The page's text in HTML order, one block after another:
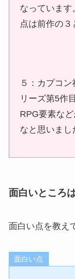
なっています
点は前作の３
５：カプコ
リーズ第5作
RPG要素な
なと思いまし
面白いところ
面白い点を教え
面白い点